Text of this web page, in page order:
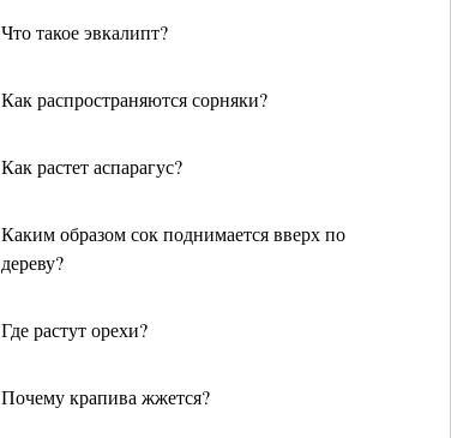
Что такое эвкалипт?
Как распространяются сорняки?
Как растет аспарагус?
Каким образом сок поднимается вверх по
дереву?
Где растут орехи?
Почему крапива жжется?